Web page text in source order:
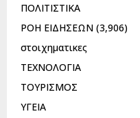
ΠΟΛΙΤΙΣΤΙΚΑ
ΡΟΗ ΕΙΔΗΣΕΩΝ (3,906)
στοιχηματικες
ΤΕΧΝΟΛΟΓΙΑ
ΤΟΥΡΙΣΜΟΣ
ΥΓΕΙΑ